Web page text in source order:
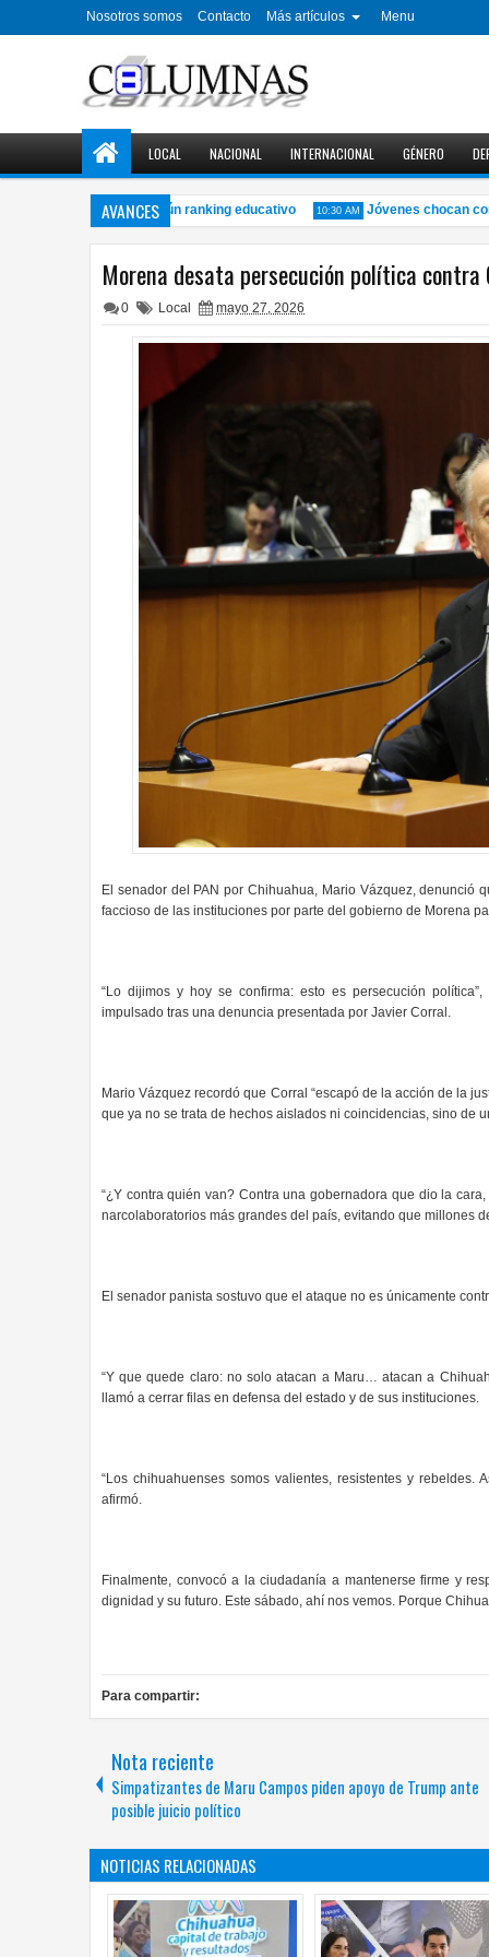
Nosotros somos Contacto Más artículos Menu
LOCAL NACIONAL INTERNACIONAL GÉNERO
AVANCES
de México, según ranking educativo 10:30 AM Jóvenes chocan
Morena desata persecución política
0 Local mayo 27, 2026
El senador del PAN por Chihuahua, Mario Vázquez, denunció
faccioso de las instituciones por parte del gobierno de Morena
“Lo dijimos y hoy se confirma: esto es persecución
impulsado tras una denuncia presentada por Javier Corral.
Mario Vázquez recordó que Corral “escapó de la acción de la
que ya no se trata de hechos aislados ni coincidencias, sino de
“¿Y contra quién van? Contra una gobernadora que dio la
narcolaboratorios más grandes del país, evitando que millones
El senador panista sostuvo que el ataque no es únicamente
“Y que quede claro: no solo atacan a Maru… atacan a
llamó a cerrar filas en defensa del estado y de sus instituciones.
“Los chihuahuenses somos valientes, resistentes y rebeldes.
afirmó.
Finalmente, convocó a la ciudadanía a mantenerse firme y
dignidad y su futuro. Este sábado, ahí nos vemos. Porque
Para compartir:
Nota reciente
Simpatizantes de Maru Campos piden apoyo de Trump ante
posible juicio político
NOTICIAS RELACIONADAS